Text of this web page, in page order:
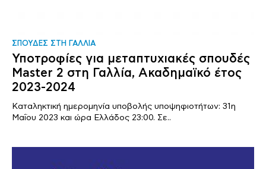
ΣΠΟΥΔΕΣ ΣΤΗ ΓΑΛΛΙΑ
Υποτροφίες για μεταπτυχιακές σπουδές
Master 2 στη Γαλλία, Ακαδημαϊκό έτος
2023-2024
Καταληκτική ημερομηνία υποβολής υποψηφιοτήτων: 31η
Μαΐου 2023 και ώρα Ελλάδος 23:00. Σε..